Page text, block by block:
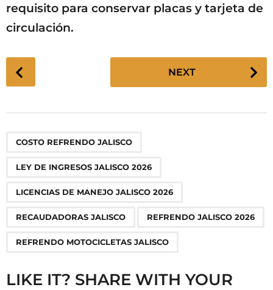
requisito para conservar placas y tarjeta de
circulación.
P
o
n
NEXT
COSTO REFRENDO JALISCO
LEY DE INGRESOS JALISCO 2026
LICENCIAS DE MANEJO JALISCO 2026
RECAUDADORAS JALISCO REFRENDO JALISCO 2026
REFRENDO MOTOCICLETAS JALISCO
LIKE IT? SHARE WITH YOUR